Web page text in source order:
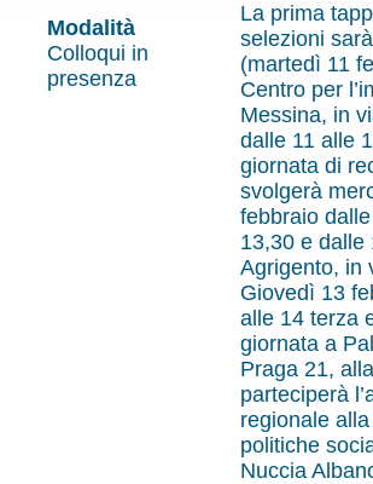
Modalità
Colloqui in
presenza
La prima
selezioni
(martedì 11
Centro per
Messina, in
dalle 11 alle
giornata di
svolgerà
febbraio
13,30 e dalle
Agrigento, in
Giovedì 13
alle 14 terza
giornata a
Praga 21,
parteciperà
regionale
politiche
Nuccia